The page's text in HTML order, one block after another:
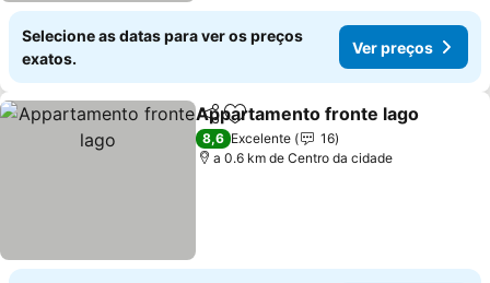
Selecione as datas para ver os preços
exatos.
Ver preços
PartilharAdicionar aos favoritos
Appartamento fronte lago
8,6 Excelente
16
a 0.6 km de Centro da cidade